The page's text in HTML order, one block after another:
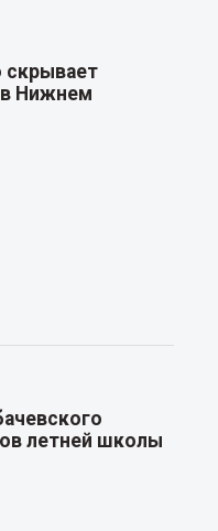
скрывает
Нижнем
летней школы